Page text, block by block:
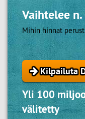
Vaihtelee n.
Mihin hinnat
Kilpailuta
Yli 100
välitetty